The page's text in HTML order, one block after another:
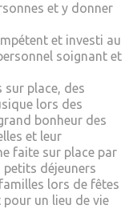
et y donner
et investi au
soignant et
sur place, des
lors des
bonheur des
et leur
faite sur place par
petits déjeuners
lors de fêtes
un lieu de vie